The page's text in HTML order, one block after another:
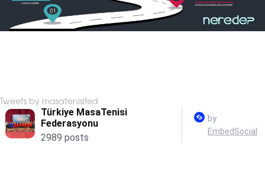
Tweets by masatenisifed